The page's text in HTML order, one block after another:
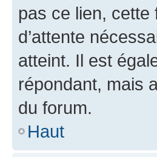
pas ce lien,
d’attente
atteint. Il est
répondant, mais
du forum.
Haut